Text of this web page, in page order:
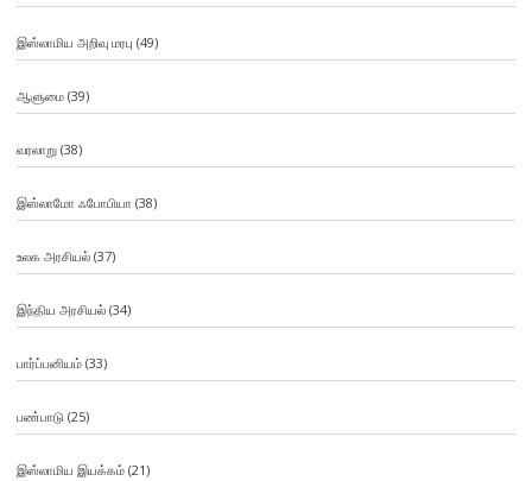
இஸ்லாமிய அறிவு மரபு (49)
ஆளுமை(39)
வரலாறு(38)
இஸ்லாமோ ஃபோபியா (38)
உலக அரசியல்(37)
இந்திய அரசியல்(34)
பார்ப்பனியம்(33)
பண்பாடு(25)
இஸ்லாமிய இயக்கம்(21)